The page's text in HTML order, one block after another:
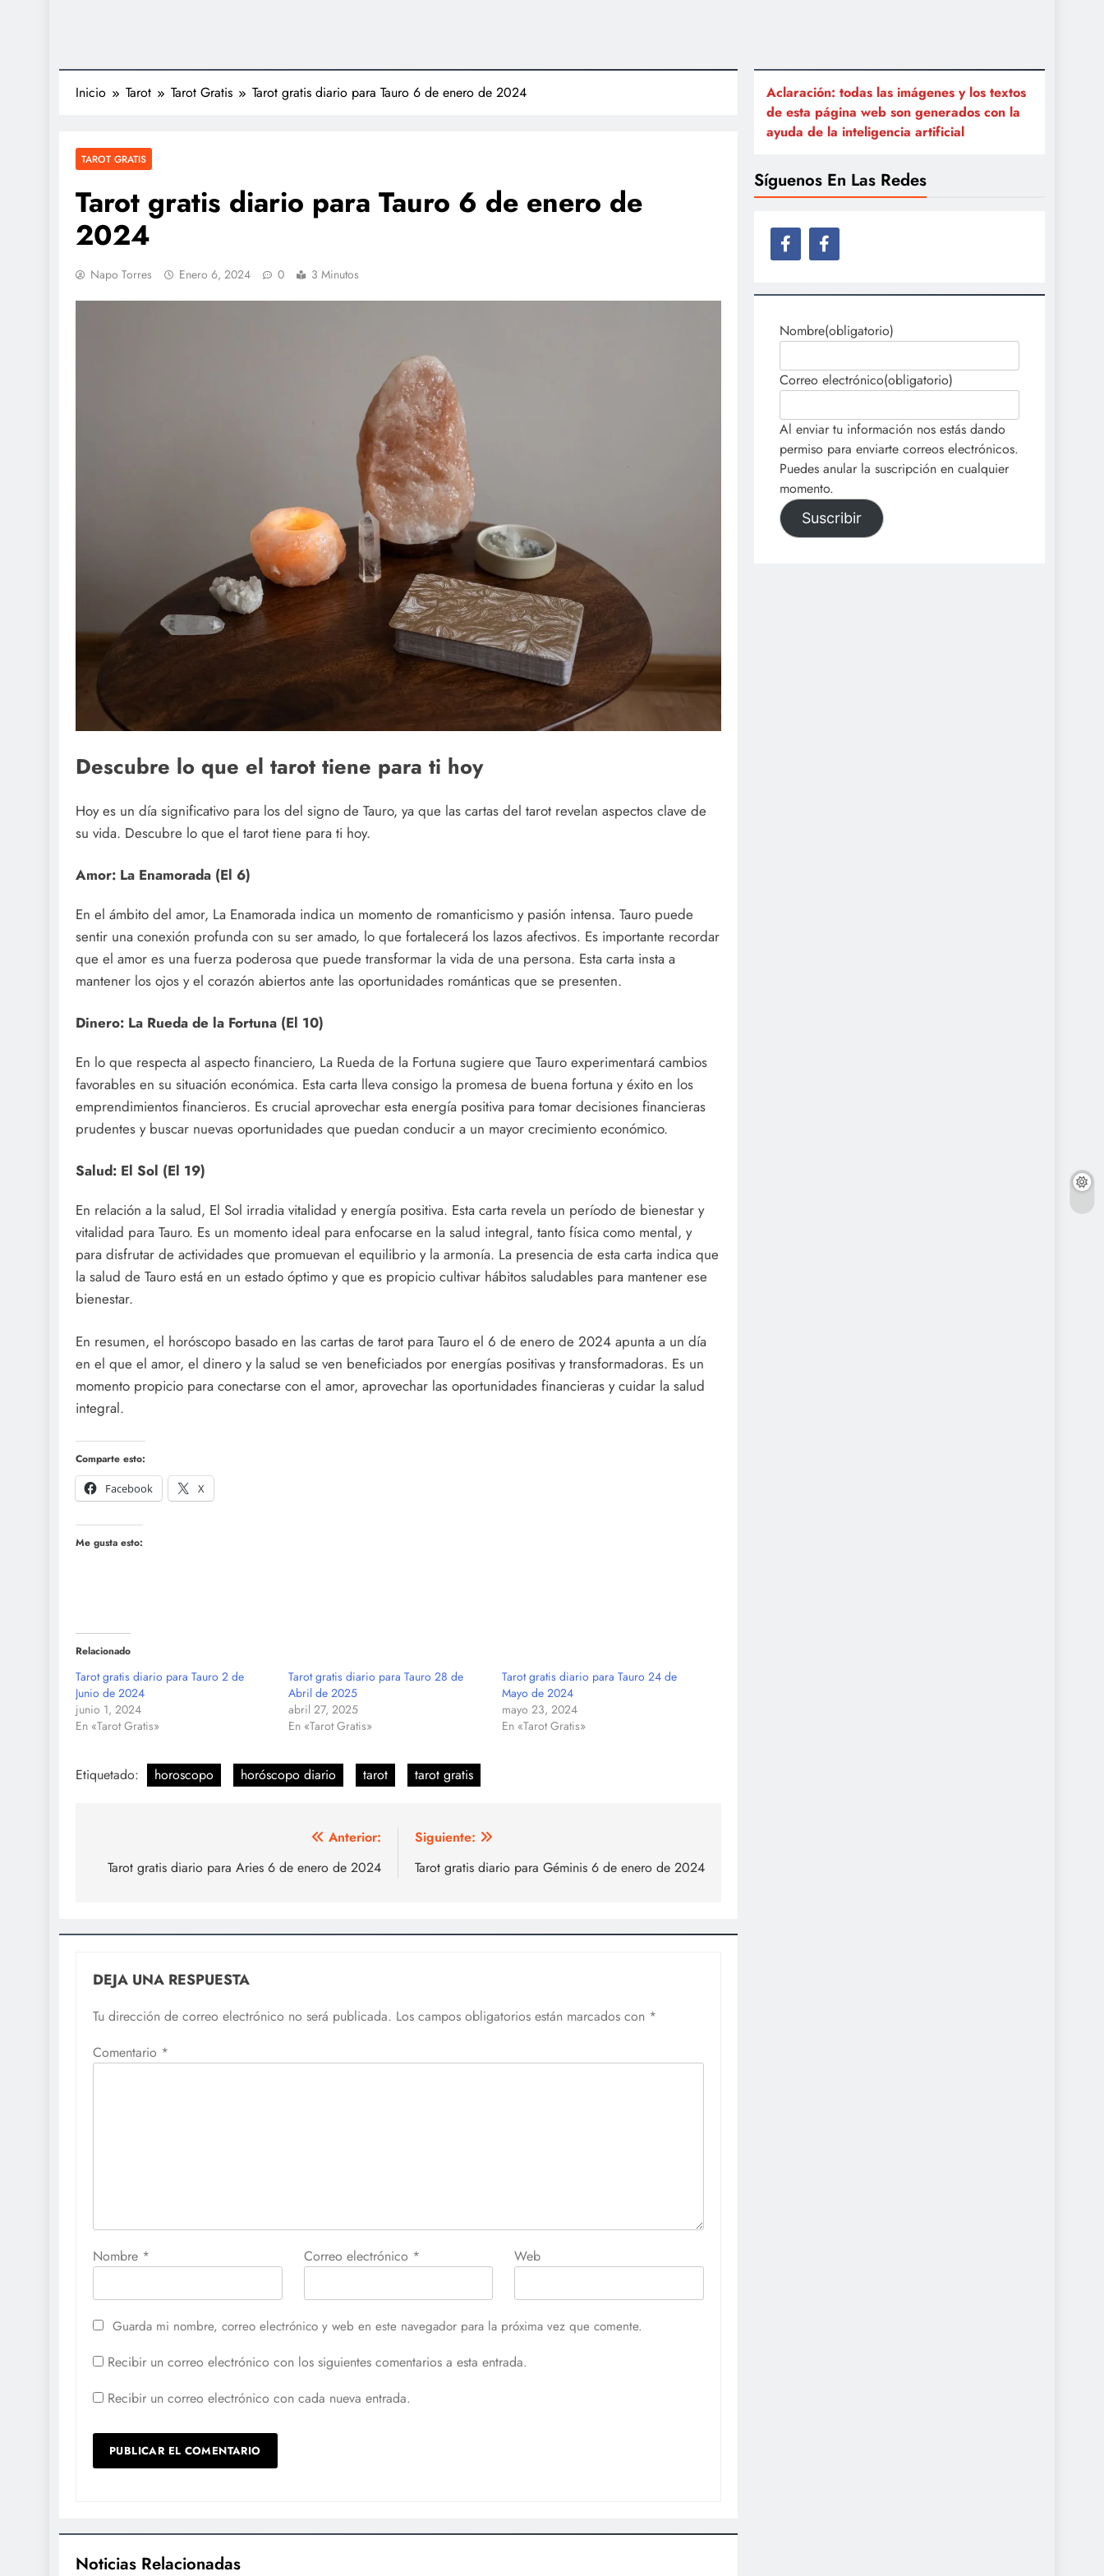
Inicio Tarot Tarot Gratis Tarot gratis diario para Tauro 6 de enero de 2024
TAROT GRATIS
Tarot gratis diario para Tauro 6 de enero de
2024
Napo Torres Enero 6, 2024 0 3 Minutos
Descubre lo que el tarot tiene para ti hoy
Hoy es un día significativo para los del signo de Tauro, ya que las cartas del tarot revelan aspectos clave de
su vida. Descubre lo que el tarot tiene para ti hoy.
Amor: La Enamorada (El 6)
En el ámbito del amor, La Enamorada indica un momento de romanticismo y pasión intensa. Tauro puede
sentir una conexión profunda con su ser amado, lo que fortalecerá los lazos afectivos. Es importante recordar
que el amor es una fuerza poderosa que puede transformar la vida de una persona. Esta carta insta a
mantener los ojos y el corazón abiertos ante las oportunidades románticas que se presenten.
Dinero: La Rueda de la Fortuna (El 10)
En lo que respecta al aspecto financiero, La Rueda de la Fortuna sugiere que Tauro experimentará cambios
favorables en su situación económica. Esta carta lleva consigo la promesa de buena fortuna y éxito en los
emprendimientos financieros. Es crucial aprovechar esta energía positiva para tomar decisiones financieras
prudentes y buscar nuevas oportunidades que puedan conducir a un mayor crecimiento económico.
Salud: El Sol (El 19)
En relación a la salud, El Sol irradia vitalidad y energía positiva. Esta carta revela un período de bienestar y
vitalidad para Tauro. Es un momento ideal para enfocarse en la salud integral, tanto física como mental, y
para disfrutar de actividades que promuevan el equilibrio y la armonía. La presencia de esta carta indica que
la salud de Tauro está en un estado óptimo y que es propicio cultivar hábitos saludables para mantener ese
bienestar.
En resumen, el horóscopo basado en las cartas de tarot para Tauro el 6 de enero de 2024 apunta a un día
en el que el amor, el dinero y la salud se ven beneficiados por energías positivas y transformadoras. Es un
momento propicio para conectarse con el amor, aprovechar las oportunidades financieras y cuidar la salud
integral.
Comparte esto:
Facebook
X
Me gusta esto:
Relacionado
Tarot gratis diario para Tauro 2 de
Junio de 2024
junio 1, 2024
En «Tarot Gratis»
Tarot gratis diario para Tauro 28 de
Abril de 2025
abril 27, 2025
En «Tarot Gratis»
Tarot gratis diario para Tauro 24 de
Mayo de 2024
mayo 23, 2024
En «Tarot Gratis»
Etiquetado: horoscopo horóscopo diario tarot tarot gratis
de
Anterior:
Tarot gratis diario para Aries 6 de enero de 2024
Siguiente:
Tarot gratis diario para Géminis 6 de enero de 2024
DEJA UNA RESPUESTA
Tu dirección de correo electrónico no será publicada. Los campos obligatorios están marcados con *
Comentario *
Nombre * Correo electrónico * Web
Guarda mi nombre, correo electrónico y web en este navegador para la próxima vez que comente.
Recibir un correo electrónico con los siguientes comentarios a esta entrada.
Recibir un correo electrónico con cada nueva entrada.
Noticias Relacionadas
Aclaración: todas las imágenes y los textos
de esta página web son generados con la
ayuda de la inteligencia artificial
Síguenos En Las Redes
Nombre(obligatorio)
Correo electrónico(obligatorio)
Al enviar tu información nos estás dando
permiso para enviarte correos electrónicos.
Puedes anular la suscripción en cualquier
momento.
Suscribir